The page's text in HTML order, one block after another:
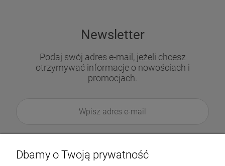
Newsletter
Podaj swój adres e-mail, jeżeli chcesz
otrzymywać informacje o nowościach i
promocjach.
Dbamy o Twoją prywatność